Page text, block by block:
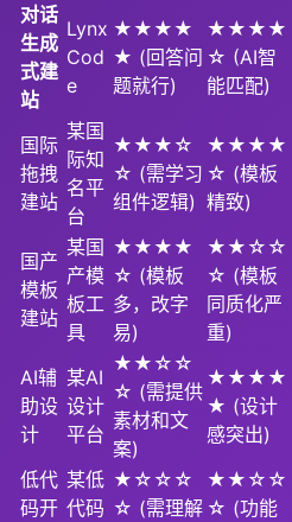
对话
生成
式建
站
Lynx
Cod
e
★★★★
★ (回答问
题就行)
★★★★
☆ (AI智
能匹配)
国际
拖拽
建站
某国
际知
名平
台
★★★☆
☆ (需学习
组件逻辑)
★★★★
☆ (模板
精致)
国产
模板
建站
某国
产模
板工
具
★★★★
☆ (模板
多，改字
易)
★★☆☆
☆ (模板
同质化严
重)
AI辅
助设
计
某AI
设计
平台
★★☆☆
☆ (需提供
素材和文
案)
★★★★
★ (设计
感突出)
低代
码开
某低
代码
★☆☆☆
☆ (需理解
★★☆☆
☆ (功能